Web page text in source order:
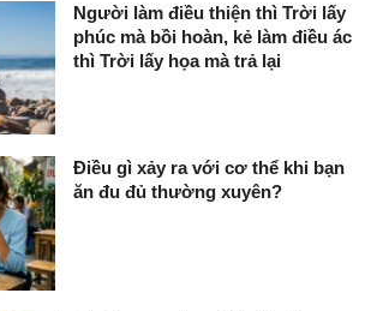
Người làm điều thiện thì Trời lấy
phúc mà bồi hoàn, kẻ làm điều ác
thì Trời lấy họa mà trả lại
Điều gì xảy ra với cơ thể khi bạn
ăn đu đủ thường xuyên?